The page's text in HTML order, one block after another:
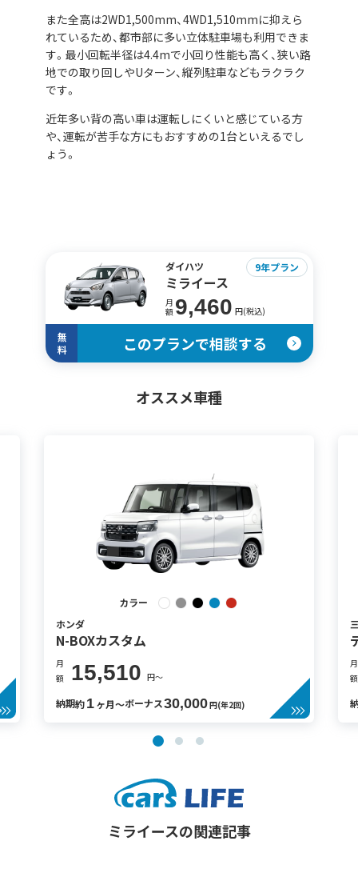
また全高は2WD1,500mm、4WD1,510mmに抑えら
れているため、都市部に多い立体駐車場も利用できま
す。最小回転半径は4.4mで小回り性能も高く、狭い路
地での取り回しやUターン、縦列駐車などもラクラク
です。
近年多い背の高い車は運転しにくいと感じている方
や、運転が苦手な方にもおすすめの1台といえるでし
ょう。
ダイハツ
ミライース
月
額 9,460 円(税込)
9年プラン
無
料
このプランで相談する
オススメ車種
カラー
ホンダ
N-BOXカスタム
月
額
15,510 円〜
納期約1ヶ月〜ボーナス30,000円(年2回)
月
額
ミライースの関連記事